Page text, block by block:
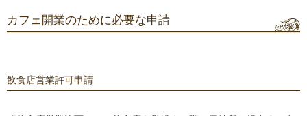
カフェ開業のために必要な申請
飲食店営業許可申請